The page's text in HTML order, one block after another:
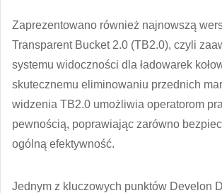
Zaprezentowano również najnowszą
Transparent Bucket 2.0 (TB2.0), czyli
systemu widoczności dla ładowarek
skutecznemu eliminowaniu przednich
widzenia TB2.0 umożliwia operatorom
pewnością, poprawiając zarówno
ogólną efektywność.
Jednym z kluczowych punktów Develon